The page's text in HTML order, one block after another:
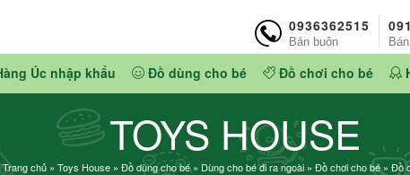
0936362515
Bán buôn
Úc nhập khẩu Đồ dùng cho bé Đồ chơi cho bé
TOYS HOUSE
Trang chủ » Toys House » Đồ dùng cho bé» Dùng cho bé đi ra ngoài » Đồ chơi cho bé» Đồ